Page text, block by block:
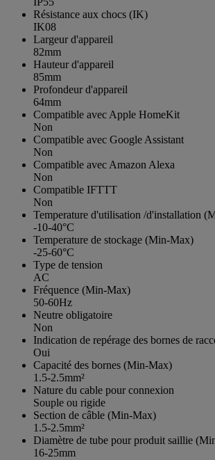
Résistance aux chocs (IK)
IK08
Largeur d'appareil
82mm
Hauteur d'appareil
85mm
Profondeur d'appareil
64mm
Compatible avec Apple HomeKit
Non
Compatible avec Google Assistant
Non
Compatible avec Amazon Alexa
Non
Compatible IFTTT
Non
Temperature d'utilisation /d'installation
-10-40°C
Temperature de stockage (Min-Max)
-25-60°C
Type de tension
AC
Fréquence (Min-Max)
50-60Hz
Neutre obligatoire
Non
Indication de repérage des bornes de
Oui
Capacité des bornes (Min-Max)
1.5-2.5mm²
Nature du cable pour connexion
Souple ou rigide
Section de câble (Min-Max)
1.5-2.5mm²
Diamètre de tube pour produit saillie
16-25mm